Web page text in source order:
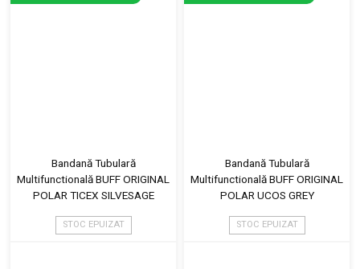
Bandană Tubulară
Multifunctională BUFF ORIGINAL
POLAR TICEX SILVESAGE
STOC EPUIZAT
Bandană Tubulară
Multifunctională BUFF ORIGINAL
POLAR UCOS GREY
STOC EPUIZAT